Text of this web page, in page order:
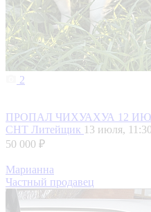
2
ПРОПАЛ ЧИХУАХУА 12
СНТ Литейщик 13 июля, 11:30
50 000 ₽
Марианна
Частный продавец